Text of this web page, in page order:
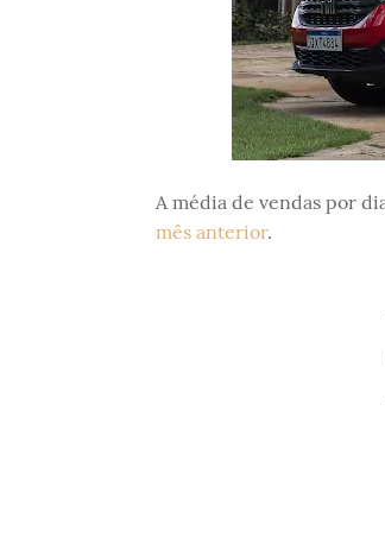
A média de vendas por
mês anterior.